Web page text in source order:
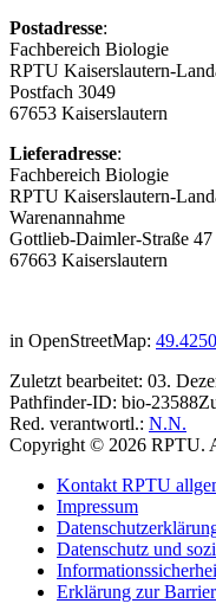
Postadresse:
Fachbereich Biologie
RPTU Kaiserslautern-
Postfach 3049
67653 Kaiserslautern
Lieferadresse:
Fachbereich Biologie
RPTU Kaiserslautern-
Warenannahme
Gottlieb-Daimler-Straße 47
67663 Kaiserslautern
in OpenStreetMap:
Zuletzt bearbeitet: 03.
Pathfinder-ID: bio-23588
Red. verantwortl.: N.N.
Copyright © 2026 RPTU.
Kontakt RPTU
Impressum
Datenschutz und
Erklärung zur